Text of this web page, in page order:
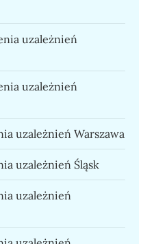
uzależnień
uzależnień
uzależnień Warszawa
uzależnień Śląsk
uzależnień